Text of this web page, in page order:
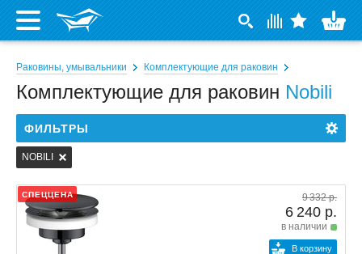
Раковины, умывальники Комплектующие для раковин
Комплектующие для раковин Nobili
ФИЛЬТРЫ
NOBILI
СПЕЦЦЕНА 9 332 р.
6 240 р.
в наличии
В корзину